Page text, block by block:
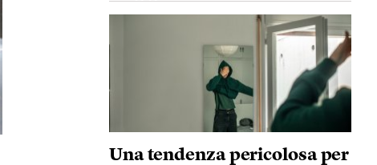
Una tendenza pericolosa per